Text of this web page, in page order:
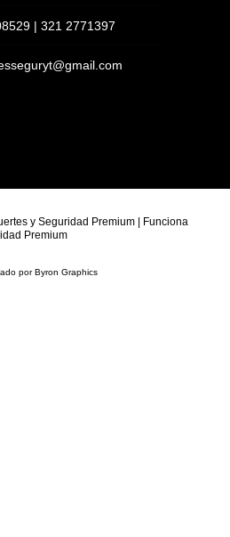
| 321 2771397
y Seguridad Premium | Funciona
Premium
porByron Graphics